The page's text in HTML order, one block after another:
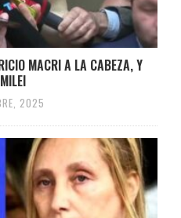
MACRI A LA CABEZA, Y
2025